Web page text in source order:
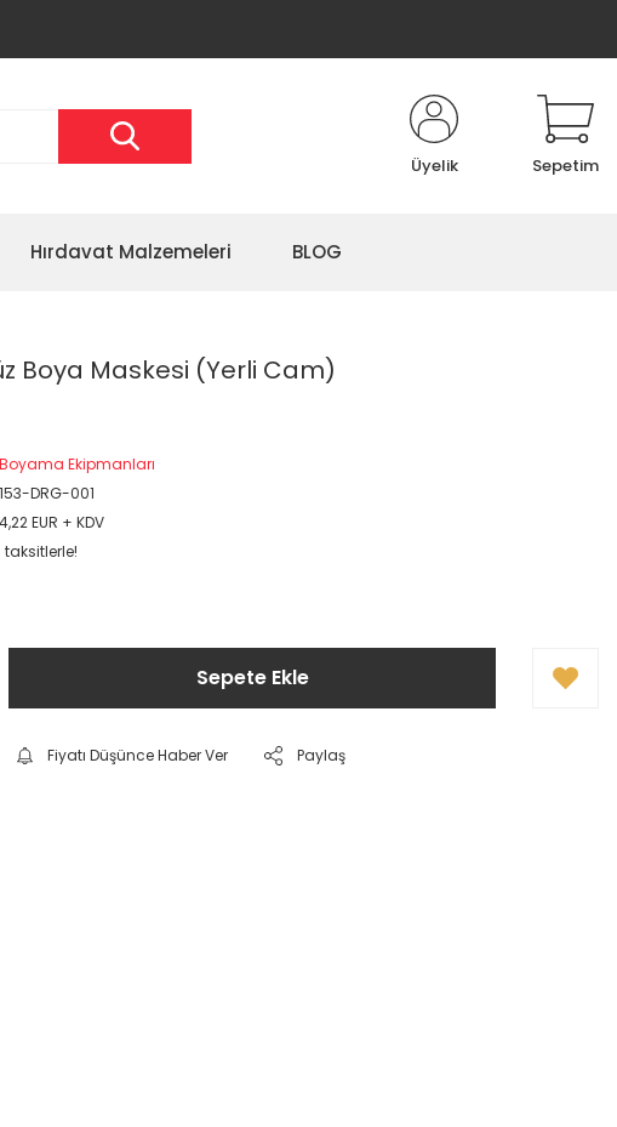
Üyelik Sepetim
Hırdavat Malzemeleri BLOG
Boya Maskesi (Yerli Cam)
Boyama Ekipmanları
153-DRG-001
4,22 EUR + KDV
Sepete Ekle
Fiyatı Düşünce Haber Ver Paylaş